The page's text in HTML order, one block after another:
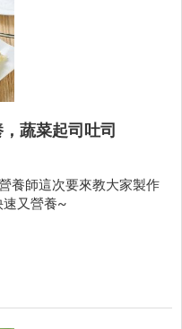
蔬菜起司吐司
養師這次要來教大家製作
速又營養~